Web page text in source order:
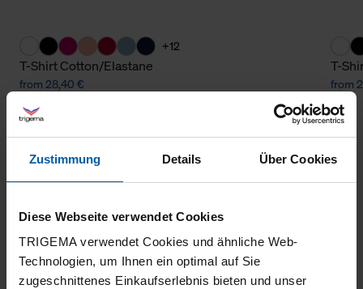
Zustimmung Details Über Cookies
Diese Webseite verwendet Cookies
TRIGEMA verwendet Cookies und ähnliche Web-
Technologien, um Ihnen ein optimal auf Sie
zugeschnittenes Einkaufserlebnis bieten und unser
+12
T-Shirt Cotton/Elastane
from 28,40 €
T-
from
climate-neutral
Family business